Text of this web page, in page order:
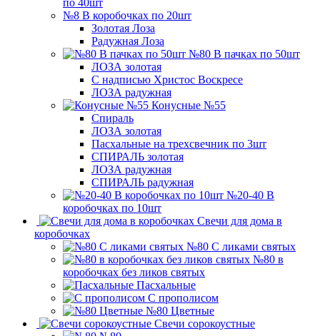
по 40шт
№8 В коробочках по 20шт
Золотая Лоза
Радужная Лоза
№80 В пачках по 50шт
ЛОЗА золотая
С надписью Христос Воскресе
ЛОЗА радужная
Конусные №55
Спираль
ЛОЗА золотая
Пасхальные на трехсвечник по 3шт
СПИРАЛЬ золотая
ЛОЗА радужная
СПИРАЛЬ радужная
№20-40 В
коробочках по 10шт
Свечи для дома в
коробочках
№80 С ликами святых
№80 в
коробочках без ликов святых
Пасхальные
С прополисом
№80 Цветные
Свечи сорокоустные